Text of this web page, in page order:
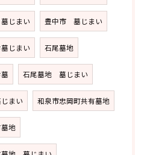
じまい 豊中市 墓じまい
じまい 石尾墓地
石尾墓地 墓じまい
まい 和泉市忠岡町共有墓地
地